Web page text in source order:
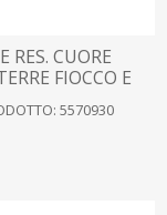
RES. CUORE
FIOCCO E
5570930